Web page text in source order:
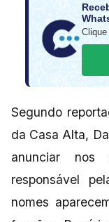
Segundo
da Casa Alta,
anunciar nos
responsável
nomes